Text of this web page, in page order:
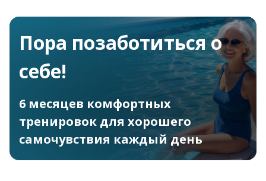
Пора позаботиться о
себе!
6 месяцев комфортных
тренировок для хорошего
самочувствия каждый день